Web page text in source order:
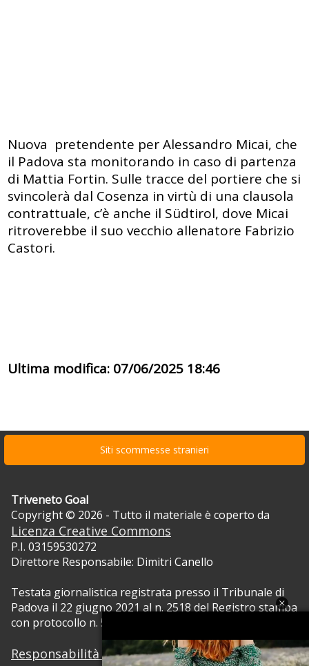
Nuova pretendente per Alessandro Micai, che
il Padova sta monitorando in caso di partenza
di Mattia Fortin. Sulle tracce del portiere che si
svincolerà dal Cosenza in virtù di una clausola
contrattuale, c’è anche il Südtirol, dove Micai
ritroverebbe il suo vecchio allenatore Fabrizio
Castori.
Ultima modifica: 07/06/2025 18:46
Siti scommesse stranieri
Triveneto Goal
Copyright © 2026 - Tutto il materiale è coperto da
Licenza Creative Commons
P.I. 03159530272
Direttore Responsabile: Dimitri Canello
Testata giornalistica registrata presso il Tribunale di
Padova il 22 giugno 2021 al n. 2518 del Registro stampa
con protocollo n. 5105/2021 RVG.
Responsabilità dei contenuti